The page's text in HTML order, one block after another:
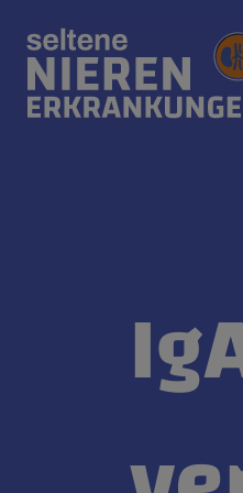
Site Logo